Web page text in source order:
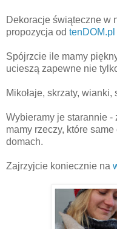
Dekoracje świąteczne w
propozycja od tenDOM.pl
Spójrzcie ile mamy
ucieszą zapewne nie
Mikołaje, skrzaty,
Wybieramy je starannie
mamy rzeczy, które
domach.
Zajrzyjcie koniecznie na